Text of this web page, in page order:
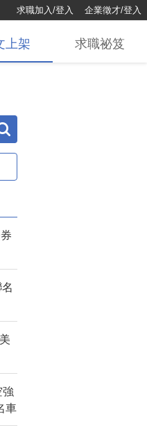
求職加入/登入 企業徵才/登入
上架 求職祕笈
強
車